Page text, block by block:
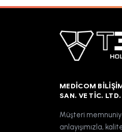
MEDICOM
SAN. VE TIC. LTD.
Müşteri
anlayışımızla,